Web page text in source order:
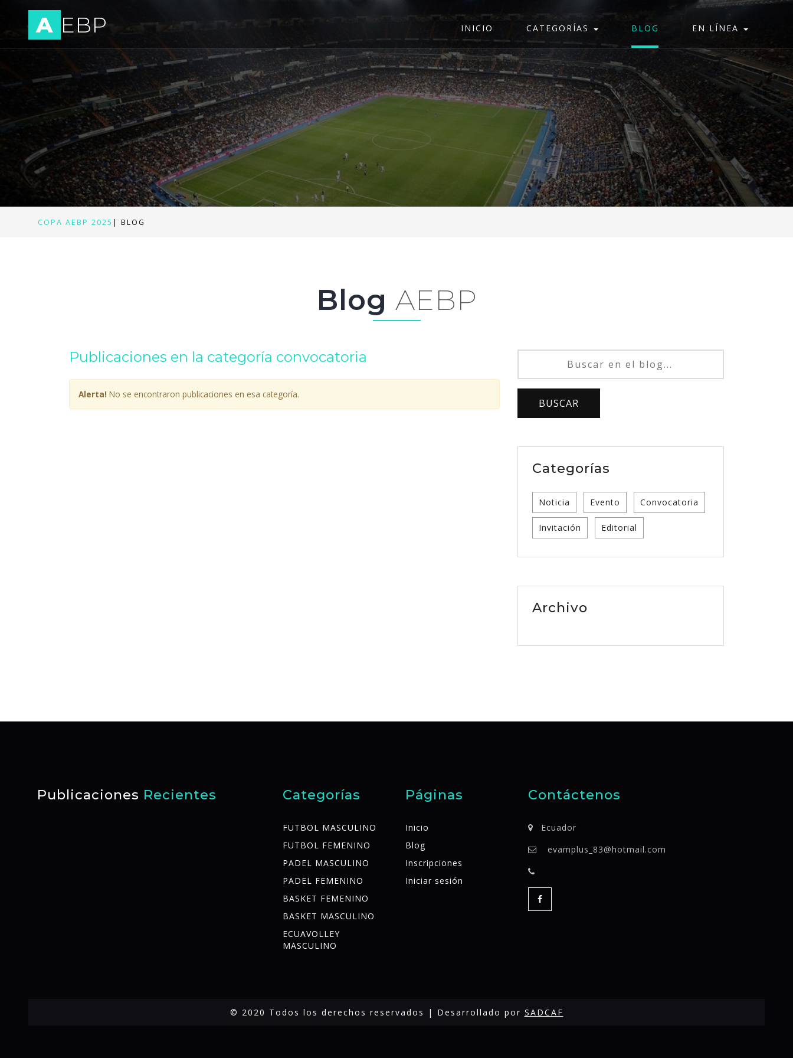
A EBP INICIO CATEGORÍAS BLOG EN LÍNEA
COPA AEBP 2025 | BLOG
Blog AEBP
Publicaciones en la categoría convocatoria
Alerta! No se encontraron publicaciones en esa categoría.
Categorías
Noticia Evento Convocatoria
Invitación Editorial
Archivo
Publicaciones Recientes Categorías
FUTBOL MASCULINO
FUTBOL FEMENINO
PADEL MASCULINO
PADEL FEMENINO
BASKET FEMENINO
BASKET MASCULINO
ECUAVOLLEY
MASCULINO
Páginas
Inicio
Blog
Inscripciones
Iniciar sesión
Contáctenos
Ecuador
evamplus_83@hotmail.com
© 2020 Todos los derechos reservados | Desarrollado por SADCAF